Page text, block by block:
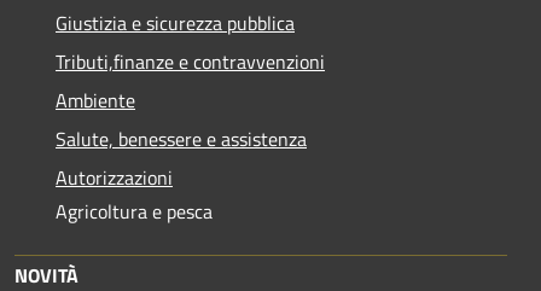
Giustizia e sicurezza pubblica
Tributi,finanze e contravvenzioni
Ambiente
Salute, benessere e assistenza
Autorizzazioni
Agricoltura e pesca
NOVITÀ